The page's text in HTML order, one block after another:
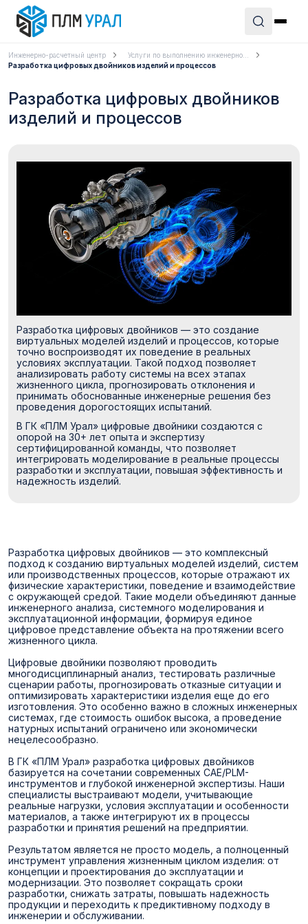
Инженерно-расчетный центр
Услуги по выполнению инженерно...
Разработка цифровых двойников изделий и процессов
Разработка цифровых двойников
изделий и процессов
Разработка цифровых двойников — это создание
виртуальных моделей изделий и процессов, которые
точно воспроизводят их поведение в реальных
условиях эксплуатации. Такой подход позволяет
анализировать работу системы на всех этапах
жизненного цикла, прогнозировать отклонения и
принимать обоснованные инженерные решения без
проведения дорогостоящих испытаний.
В ГК «ПЛМ Урал» цифровые двойники создаются с
опорой на 30+ лет опыта и экспертизу
сертифицированной команды, что позволяет
интегрировать моделирование в реальные процессы
разработки и эксплуатации, повышая эффективность и
надежность изделий.
Разработка цифровых двойников — это комплексный
подход к созданию виртуальных моделей изделий, систем
или производственных процессов, которые отражают их
физические характеристики, поведение и взаимодействие
с окружающей средой. Такие модели объединяют данные
инженерного анализа, системного моделирования и
эксплуатационной информации, формируя единое
цифровое представление объекта на протяжении всего
жизненного цикла.
Цифровые двойники позволяют проводить
многодисциплинарный анализ, тестировать различные
сценарии работы, прогнозировать отказные ситуации и
оптимизировать характеристики изделия еще до его
изготовления. Это особенно важно в сложных инженерных
системах, где стоимость ошибок высока, а проведение
натурных испытаний ограничено или экономически
нецелесообразно.
В ГК «ПЛМ Урал» разработка цифровых двойников
базируется на сочетании современных CAE/PLM-
инструментов и глубокой инженерной экспертизы. Наши
специалисты выстраивают модели, учитывающие
реальные нагрузки, условия эксплуатации и особенности
материалов, а также интегрируют их в процессы
разработки и принятия решений на предприятии.
Результатом является не просто модель, а полноценный
инструмент управления жизненным циклом изделия: от
концепции и проектирования до эксплуатации и
модернизации. Это позволяет сокращать сроки
разработки, снижать затраты, повышать надежность
продукции и переходить к предиктивному подходу в
инженерии и обслуживании.